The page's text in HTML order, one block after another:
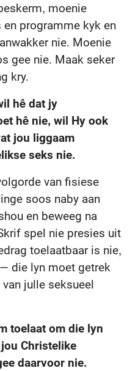
moenie
programme kyk en
nie. Moenie
gee nie. Maak seker
kry.
hê dat jy
hê nie, wil Hy ook
jou liggaam
seks nie.
van fisiese
soos naby aan
en beweeg na
spel nie presies uit
toelaatbaar is nie,
die lyn moet getrek
julle seksueel
toelaat om die lyn
Christelike
daarvoor nie.